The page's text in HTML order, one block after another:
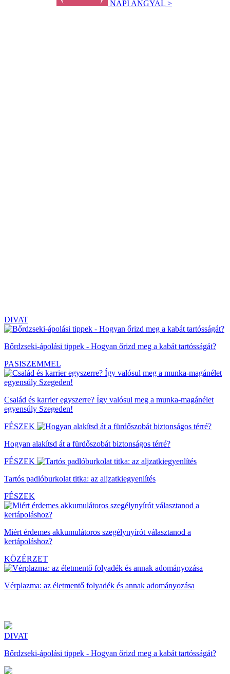
NAPI ANGYAL >
DIVAT
Bőrdzseki-ápolási tippek - Hogyan őrizd meg a kabát tartósságát?
PASISZEMMEL
Család és karrier egyszerre? Így valósul meg a munka-magánélet
egyensúly Szegeden!
FÉSZEK
Hogyan alakítsd át a fürdőszobát biztonságos térré?
FÉSZEK
Tartós padlóburkolat titka: az aljzatkiegyenlítés
FÉSZEK
Miért érdemes akkumulátoros szegélynyírót választanod a
kertápoláshoz?
KÖZÉRZET
Vérplazma: az életmentő folyadék és annak adományozása
DIVAT
Bőrdzseki-ápolási tippek - Hogyan őrizd meg a kabát tartósságát?